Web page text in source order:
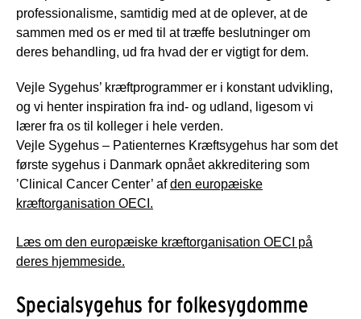
professionalisme, samtidig med at de oplever, at de
sammen med os er med til at træffe beslutninger om
deres behandling, ud fra hvad der er vigtigt for dem.
Vejle Sygehus’ kræftprogrammer er i konstant udvikling,
og vi henter inspiration fra ind- og udland, ligesom vi
lærer fra os til kolleger i hele verden.
Vejle Sygehus – Patienternes Kræftsygehus har som det
første sygehus i Danmark opnået akkreditering som
’Clinical Cancer Center’ afden europæiske
kræftorganisation OECI.
Læs om den europæiske kræftorganisation OECI på
deres hjemmeside.
Specialsygehus for folkesygdomme